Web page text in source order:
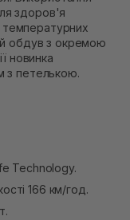
здоров'я
температурних
обдув з окремою
новинка
з петелькою.
Technology.
166 км/год.